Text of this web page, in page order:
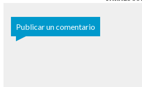
Publicar un comentario